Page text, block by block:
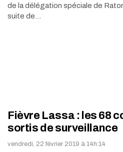
de la délégation spéciale de
suite de…
Fièvre Lassa : les 68
sortis de surveillance
vendredi, 22 février 2019 à 14h:14